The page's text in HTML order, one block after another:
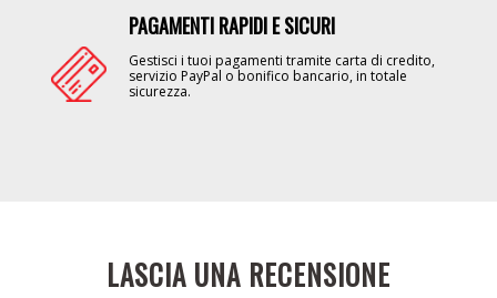
PAGAMENTI RAPIDI E SICURI
Gestisci i tuoi pagamenti tramite carta di credito,
servizio PayPal o bonifico bancario, in totale
sicurezza.
LASCIA UNA RECENSIONE